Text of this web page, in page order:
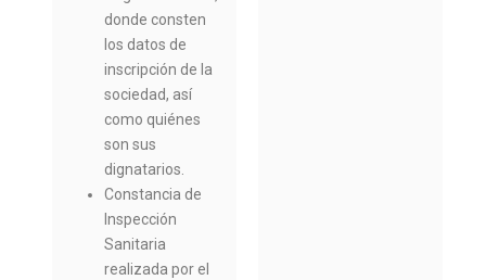
donde consten
los datos de
inscripción de la
sociedad, así
como quiénes
son sus
dignatarios.
Constancia de
Inspección
Sanitaria
realizada por el